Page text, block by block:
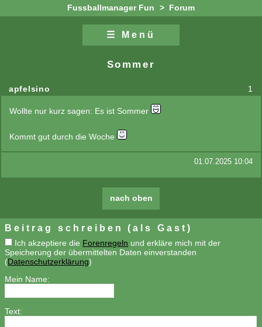
Fussballmanager Fun > Forum
☰ Menü
Sommer
1
apfelsino
Wollte nur kurz sagen: Es ist Sommer
Kommt gut durch die Woche
01.07.2025 10:04
nach oben
Beitrag schreiben (als Gast)
Ich akzeptiere die Forenregeln und erkläre mich mit der
Speicherung der übermittelten Daten einverstanden
(Datenschutzerklärung)
Mein Name:
Text: